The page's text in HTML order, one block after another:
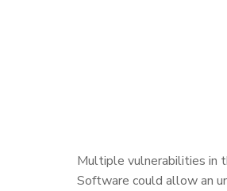
Multiple vulnerabilities in
Software could allow an